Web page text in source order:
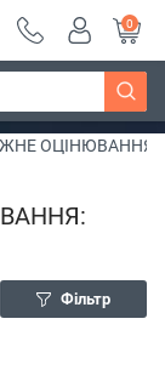
0
ОЦІНЮВАННЯ
Фільтр